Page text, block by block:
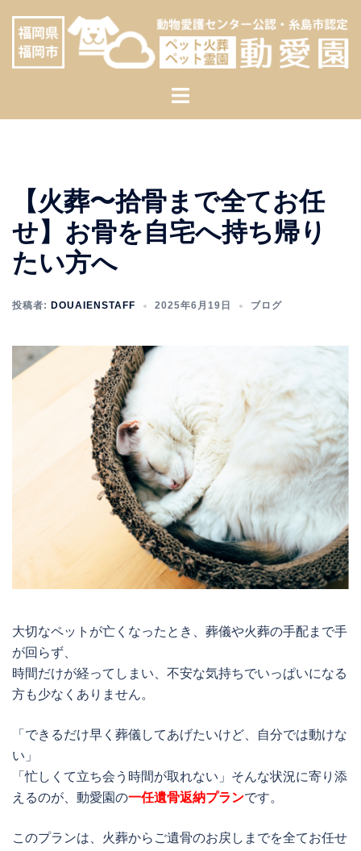
ッ
ト
ュ
ー
【火葬〜拾骨まで全てお任
せ】お骨を自宅へ持ち帰り
たい方へ
投稿者: DOUAIENSTAFF 2025年6月19日 ブログ
大切なペットが亡くなったとき、葬儀や火葬の手配まで手
が回らず、
時間だけが経ってしまい、不安な気持ちでいっぱいになる
方も少なくありません。
「できるだけ早く葬儀してあげたいけど、自分では動けな
い」
「忙しくて立ち会う時間が取れない」そんな状況に寄り添
えるのが、動愛園の一任遺骨返納プランです。
このプランは、火葬からご遺骨のお戻しまでを全てお任せ